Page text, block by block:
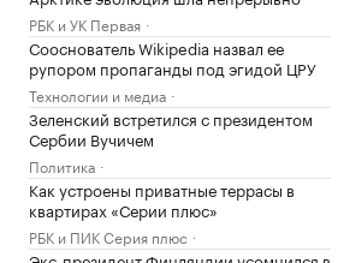
РБК и УК Первая
Сооснователь Wikipedia назвал ее
рупором пропаганды под эгидой ЦРУ
Технологии и медиа
Зеленский встретился с президентом
Сербии Вучичем
Политика
Как устроены приватные террасы в
квартирах «Серии плюс»
РБК и ПИК Серия плюс